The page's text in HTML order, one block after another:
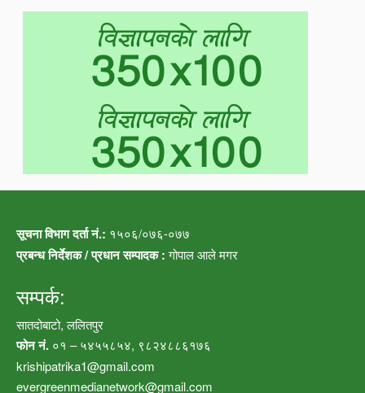
सूचना विभाग दर्ता नं.: १५०६/०७६-०७७
प्रबन्ध निर्देशक / प्रधान सम्पादक :गोपाल आले मगर
सम्पर्क:
सातदोबाटो, ललितपुर
फोन नं. ०१ – ५४५५८५४, ९८२४८८६१७६
krishipatrika1@gmail.com
evergreenmedianetwork@gmail.com